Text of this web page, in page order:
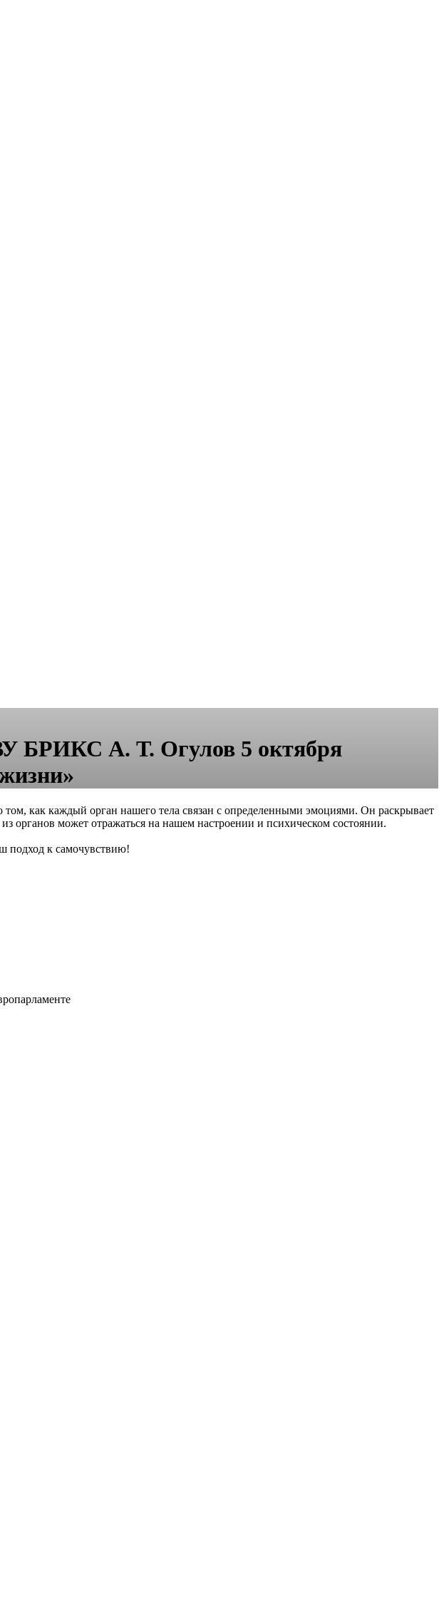
БРИКС А. Т. Огулов 5 октября
как каждый орган нашего тела связан с определенными эмоциями. Он раскрывает
органов может отражаться на нашем настроении и психическом состоянии.
подход к самочувствию!